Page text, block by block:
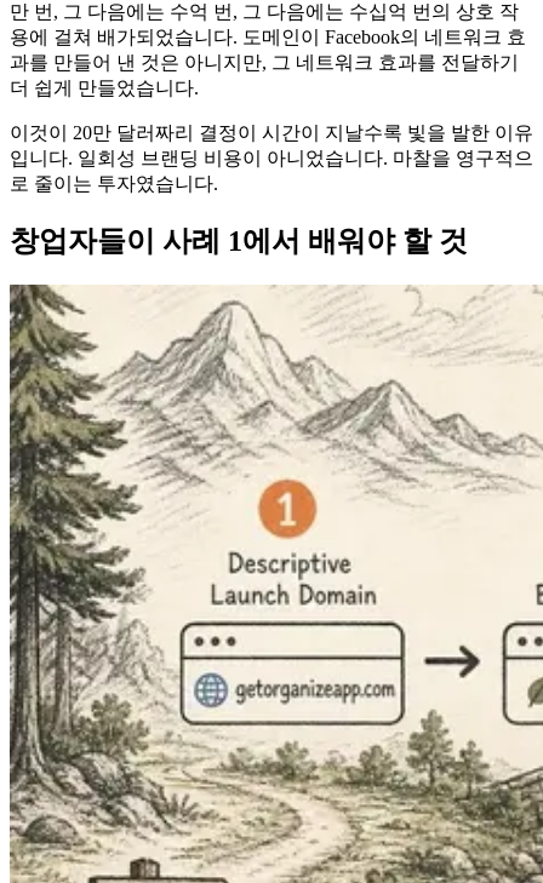
만 번, 그 다음에는 수억 번, 그 다음에는 수십억 번의 상호 작
용에 걸쳐 배가되었습니다. 도메인이 Facebook의 네트워크 효
과를 만들어 낸 것은 아니지만, 그 네트워크 효과를 전달하기
더 쉽게 만들었습니다.
이것이 20만 달러짜리 결정이 시간이 지날수록 빛을 발한 이유
입니다. 일회성 브랜딩 비용이 아니었습니다. 마찰을 영구적으
로 줄이는 투자였습니다.
창업자들이 사례 1에서 배워야 할 것